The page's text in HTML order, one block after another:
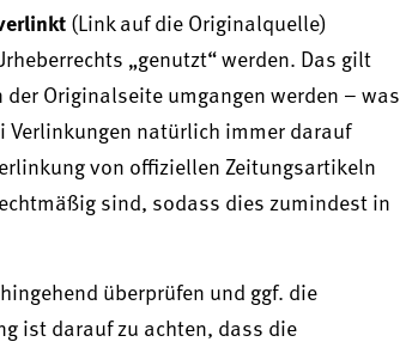
(Link auf die Originalquelle)
„genutzt“ werden. Das gilt
Originalseite umgangen werden – was
Verlinkungen natürlich immer darauf
von offiziellen Zeitungsartikeln
sind, sodass dies zumindest in
überprüfen und ggf. die
ist darauf zu achten, dass die